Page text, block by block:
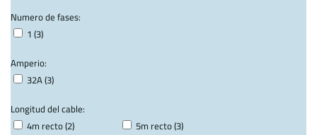
Numero de fases:
1 (3)
Amperio:
32A (3)
Longitud del cable:
4m recto (2)
5m recto (3)